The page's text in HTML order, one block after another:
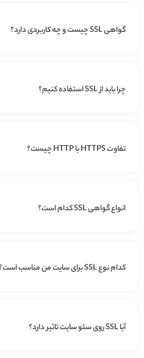
گواهی SSL چیست و چه کاربردی دارد؟
چرا باید از SSL استفاده کنیم؟
تفاوت HTTPS با HTTP چیست؟
انواع گواهی SSL کدام است؟
کدام نوع SSL برای سایت من مناسب است؟
آیا SSL روی سئو سایت تاثیر دارد؟